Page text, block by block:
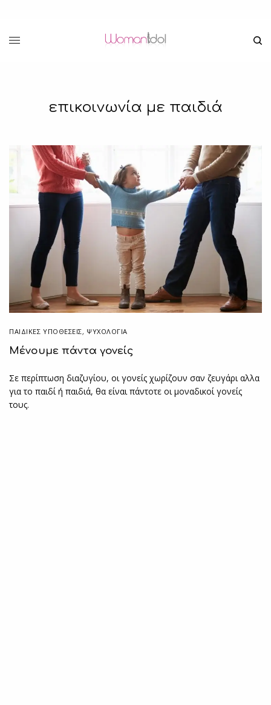
επικοινωνία με παιδιά
ΠΑΙΔΙΚΈΣ ΥΠΟΘΈΣΕΙΣ, ΨΥΧΟΛΟΓΙΑ
Μένουμε πάντα γονείς
Σε περίπτωση διαζυγίου, οι γονείς χωρίζουν σαν ζευγάρι αλλα
για το παιδί ή παιδιά, θα είναι πάντοτε οι μοναδικοί γονείς
τους.